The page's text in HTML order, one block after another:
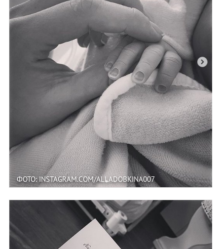
ФОТО: INSTAGRAM.COM/ALLADOBKINA007